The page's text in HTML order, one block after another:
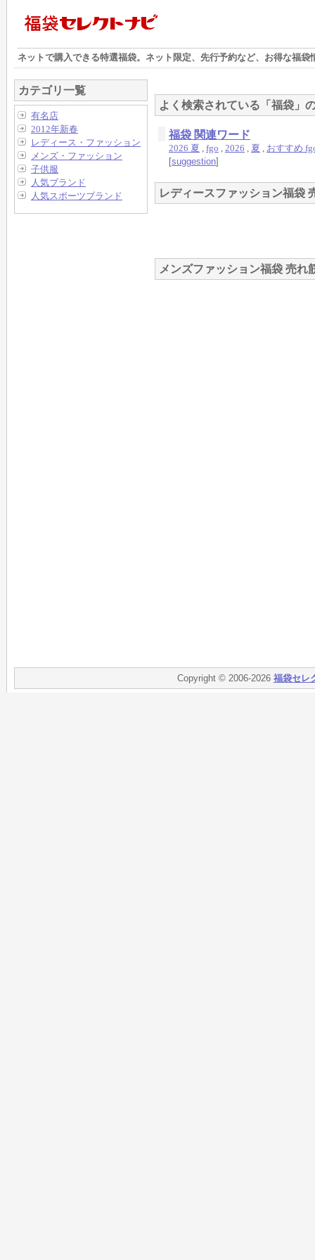
ネットで購入できる特選福袋。ネット限定、先行予約など、お得な福袋
よく検索されている「福袋」
福袋 関連ワード
2026 夏 , fgo , 2026 , 夏 , おすすめ
[suggestion]
レディースファッション福袋
メンズファッション福袋 売れ
カテゴリ一覧
有名店
2012年新春
レディース・ファッション
メンズ・ファッション
子供服
人気ブランド
人気スポーツブランド
Copyright © 2006-2026 福袋セレ